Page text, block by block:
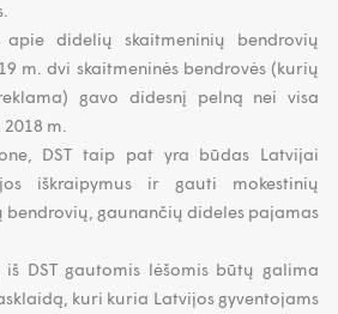
apie didelių skaitmeninių bendrovių
m. dvi skaitmeninės bendrovės (kurių
gavo didesnį pelną nei visa
m.
DST taip pat yra būdas Latvijai
iškraipymus ir gauti mokestinių
bendrovių, gaunančių dideles pajamas
DST gautomis lėšomis būtų galima
kuri kuria Latvijos gyventojams